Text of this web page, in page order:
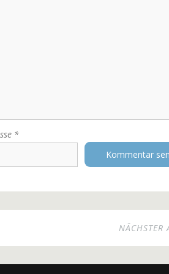
*
NÄCHSTER